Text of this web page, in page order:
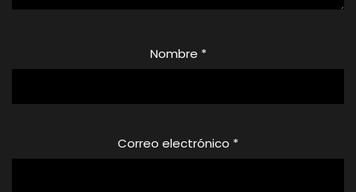
Nombre *
Correo electrónico *